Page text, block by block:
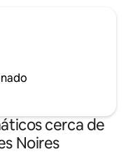
cerca de
Noires